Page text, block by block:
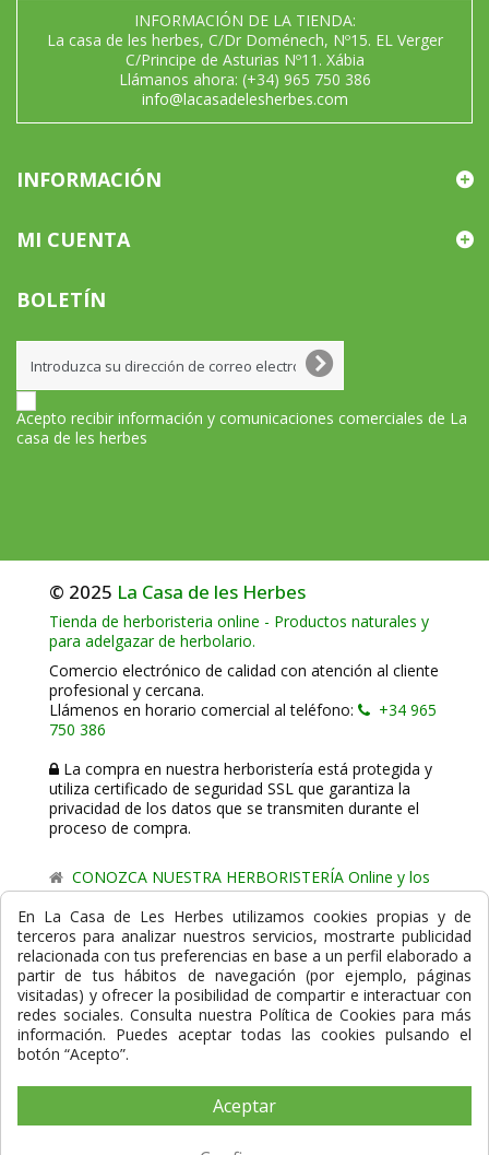
INFORMACIÓN DE LA TIENDA:
La casa de les herbes, C/Dr Doménech, Nº15. EL Verger
C/Principe de Asturias Nº11. Xábia
Llámanos ahora: (+34) 965 750 386
info@lacasadelesherbes.com
INFORMACIÓN
MI CUENTA
BOLETÍN
Acepto recibir información y comunicaciones comerciales de La
casa de les herbes
© 2025 La Casa de les Herbes
Tienda de herboristeria online - Productos naturales y
para adelgazar de herbolario.
Comercio electrónico de calidad con atención al cliente
profesional y cercana.
Llámenos en horario comercial al teléfono:
+34 965
750 386
La compra en nuestra herboristería está protegida y
utiliza certificado de seguridad SSL que garantiza la
privacidad de los datos que se transmiten durante el
proceso de compra.
CONOZCA NUESTRA HERBORISTERÍA Online y los
comercio de proximidad de La Casa de les Herbes.
Powered byGesdi.com E-Commerce - Tiendas online
profesionales y seguras
Formas de Pago
Compra Segura
En La Casa de Les Herbes utilizamos cookies propias y de
terceros para analizar nuestros servicios, mostrarte publicidad
relacionada con tus preferencias en base a un perfil elaborado a
partir de tus hábitos de navegación (por ejemplo, páginas
visitadas) y ofrecer la posibilidad de compartir e interactuar con
redes sociales. Consulta nuestra Política de Cookies para más
información. Puedes aceptar todas las cookies pulsando el
botón “Acepto”.
Aceptar